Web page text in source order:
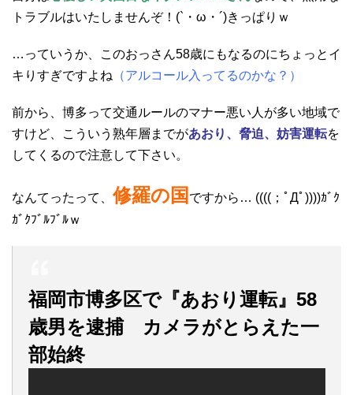
トラブルはいたしませんぞ！(`・ω・´)きっぱりｗ
…っていうか、このおっさん58歳にもなるのにちょっとイ
キりすぎですよね （アルコール入ってるのかな？）
前から、博多って交通ルールのマナー悪い人が多い地域で
すけど、こういう熟年層までがあおり、脅迫、妨害運転を
してくるので注意して下さい。
なんてったって、修羅の国 ですから… ((((；ﾟДﾟ))))ｶﾞｸ
ｶﾞｸﾌﾞﾙﾌﾞﾙｗ
福岡市博多区で『あおり運転』58
歳男を逮捕 カメラがとらえた一
部始終